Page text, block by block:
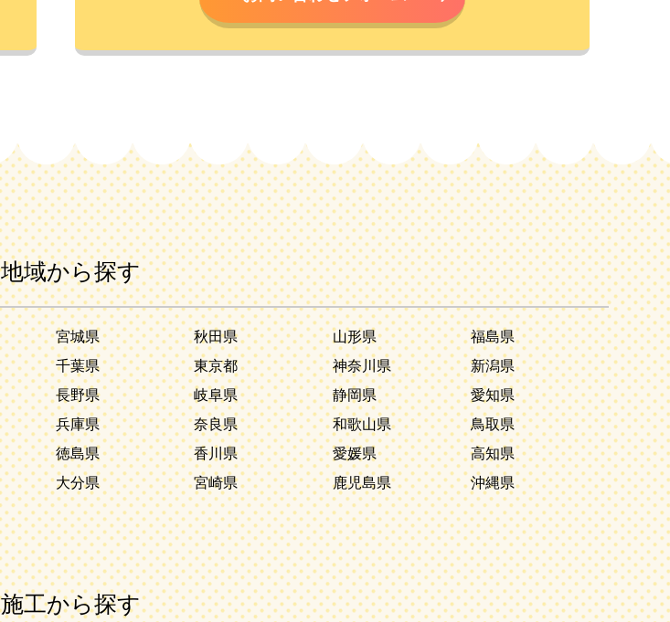
地域から探す
宮城県 秋田県 山形県
福島県
千葉県 東京都 神奈川県
新潟県
長野県 岐阜県 静岡県
愛知県
兵庫県 奈良県 和歌山県
鳥取県
徳島県 香川県 愛媛県
高知県
大分県 宮崎県 鹿児島県 沖縄県
施工から探す